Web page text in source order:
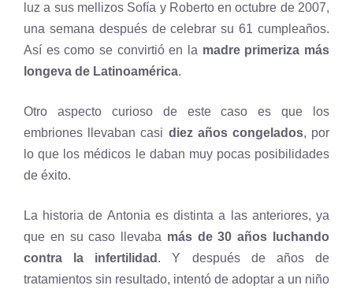
luz a sus mellizos Sofía y Roberto en octubre de 2007,
una semana después de celebrar su 61 cumpleaños.
Así es como se convirtió en la madre primeriza más
longeva de Latinoamérica.
Otro aspecto curioso de este caso es que los
embriones llevaban casi diez años congelados, por
lo que los médicos le daban muy pocas posibilidades
de éxito.
La historia de Antonia es distinta a las anteriores, ya
que en su caso llevaba más de 30 años luchando
contra la infertilidad . Y después de años de
tratamientos sin resultado, intentó de adoptar a un niño